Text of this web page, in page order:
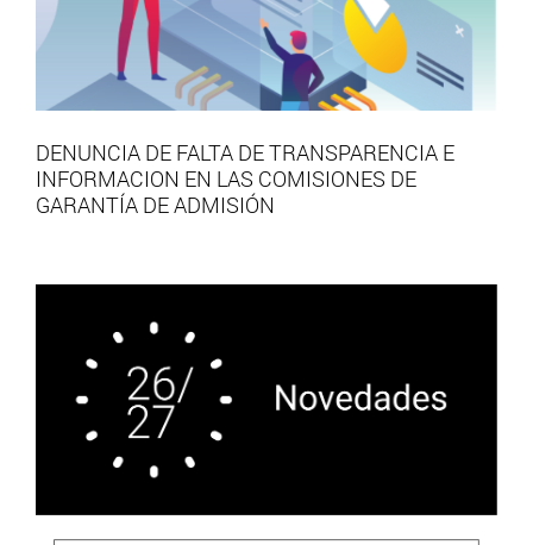
DENUNCIA DE FALTA DE TRANSPARENCIA E
INFORMACION EN LAS COMISIONES DE
GARANTÍA DE ADMISIÓN